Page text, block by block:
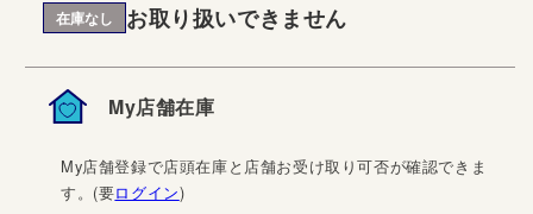
在庫なし お取り扱いできません
My店舗在庫
My店舗登録で店頭在庫と店舗お受け取り可否が確認できま
す。(要ログイン)